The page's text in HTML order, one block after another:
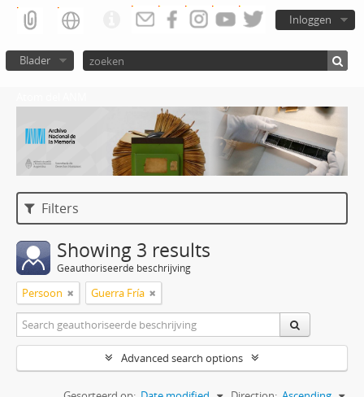
Inloggen
Blader
Filters
Showing 3 results
Geauthoriseerde beschrijving
Persoon Guerra Fría
Advanced search options